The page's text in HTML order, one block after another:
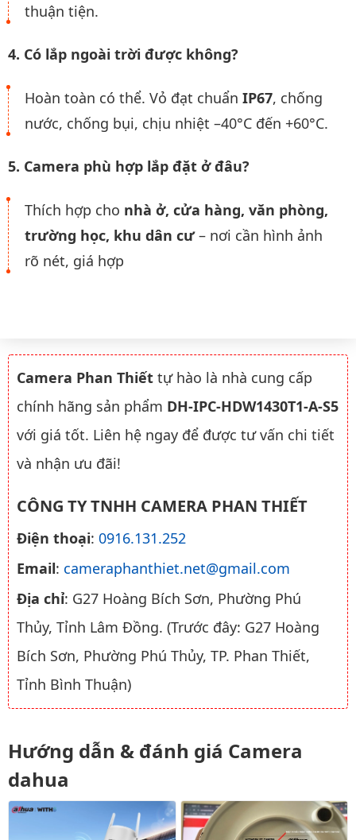
thuận tiện.
4. Có lắp ngoài trời được không?
Hoàn toàn có thể. Vỏ đạt chuẩn IP67, chống
nước, chống bụi, chịu nhiệt –40°C đến +60°C.
5. Camera phù hợp lắp đặt ở đâu?
Thích hợp cho nhà ở, cửa hàng, văn phòng,
trường học, khu dân cư– nơi cần hình ảnh
rõ nét, giá hợp
Camera Phan Thiết tự hào là nhà cung cấp
chính hãng sản phẩm DH-IPC-HDW1430T1-A-S5
với giá tốt. Liên hệ ngay để được tư vấn chi tiết
và nhận ưu đãi!
CÔNG TY TNHH CAMERA PHAN THIẾT
Điện thoại: 0916.131.252
Email: cameraphanthiet.net@gmail.com
Địa chỉ: G27 Hoàng Bích Sơn, Phường Phú
Thủy, Tỉnh Lâm Đồng. (Trước đây: G27 Hoàng
Bích Sơn, Phường Phú Thủy, TP. Phan Thiết,
Tỉnh Bình Thuận)
Hướng dẫn & đánh giá Camera
dahua